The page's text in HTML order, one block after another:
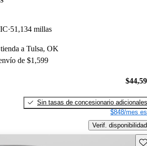
51,134 millas
a Tulsa, OK
de $1,599
Sin tasas de concesionario adicionales
$848/mes
Verif. disponibilidad